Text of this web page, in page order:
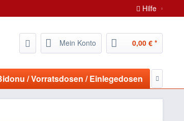
Hilfe
Mein Konto 0,00 € *
/ Vorratsdosen / Einlegedosen Mutfak
